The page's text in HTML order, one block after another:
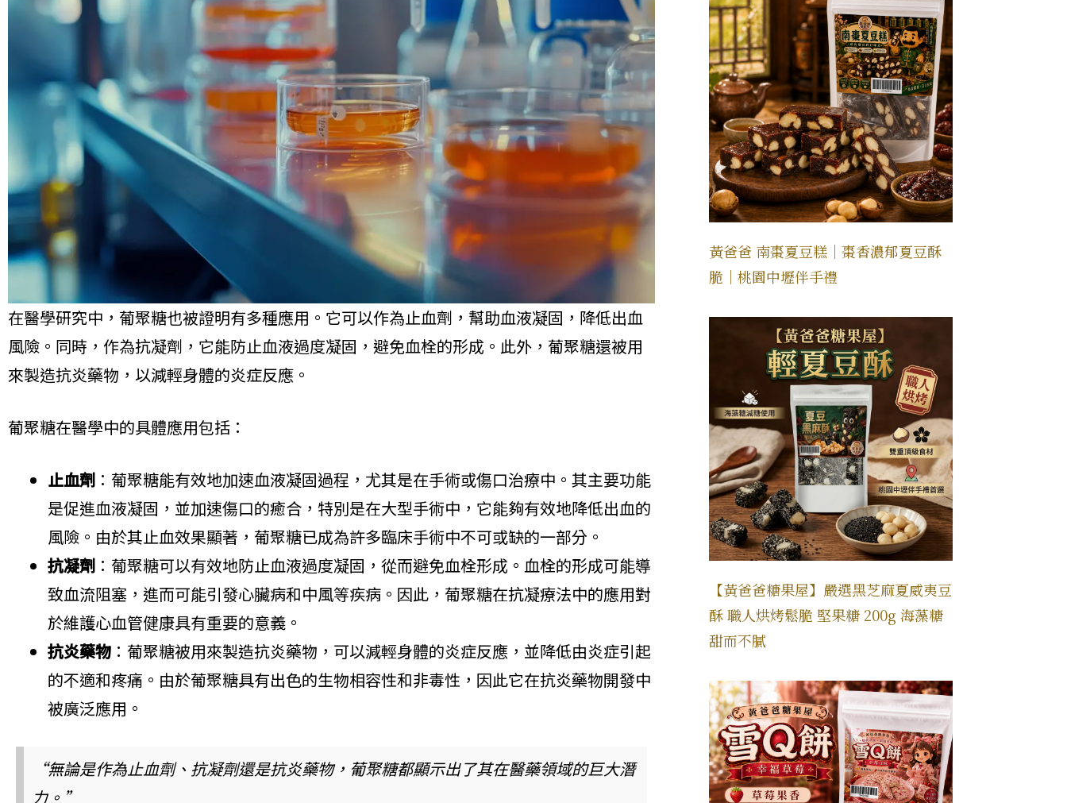
在醫學研究中，葡聚糖也被證明有多種應用。它可以作為止血劑，幫助血液凝固，降低出血
風險。同時，作為抗凝劑，它能防止血液過度凝固，避免血栓的形成。此外，葡聚糖還被用
來製造抗炎藥物，以減輕身體的炎症反應。
葡聚糖在醫學中的具體應用包括：
止血劑 ：葡聚糖能有效地加速血液凝固過程，尤其是在手術或傷口治療中。其主要功能
是促進血液凝固，並加速傷口的癒合，特別是在大型手術中，它能夠有效地降低出血的
風險。由於其止血效果顯著，葡聚糖已成為許多臨床手術中不可或缺的一部分。
抗凝劑 ：葡聚糖可以有效地防止血液過度凝固，從而避免血栓形成。血栓的形成可能導
致血流阻塞，進而可能引發心臟病和中風等疾病。因此，葡聚糖在抗凝療法中的應用對
於維護心血管健康具有重要的意義。
抗炎藥物 ：葡聚糖被用來製造抗炎藥物，可以減輕身體的炎症反應，並降低由炎症引起
的不適和疼痛。由於葡聚糖具有出色的生物相容性和非毒性，因此它在抗炎藥物開發中
被廣泛應用。
“無論是作為止血劑、抗凝劑還是抗炎藥物，葡聚糖都顯示出了其在醫藥領域的巨大潛
力。”
黃爸爸 南棗夏豆糕｜棗香濃郁夏豆酥
脆｜桃園中壢伴手禮
【黃爸爸糖果屋】嚴選黑芝麻夏威夷豆
酥 職人烘烤鬆脆 堅果糖 200g 海藻糖
甜而不膩